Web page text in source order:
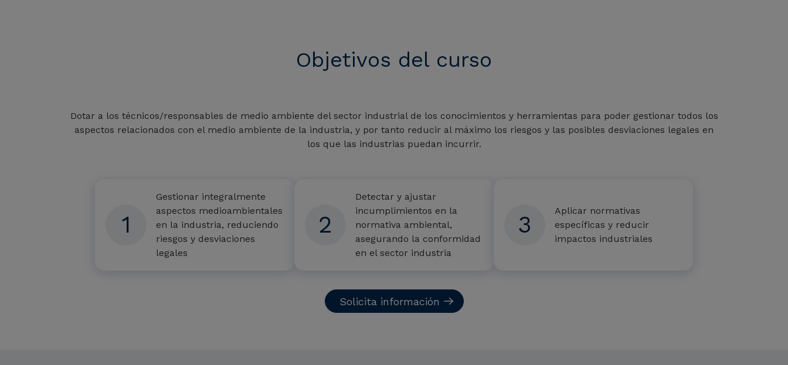
Objetivos del curso
Dotar a los técnicos/responsables de medio ambiente del sector industrial de los conocimientos y herramientas para poder gestionar todos los
aspectos relacionados con el medio ambiente de la industria, y por tanto reducir al máximo los riesgos y las posibles desviaciones legales en
los que las industrias puedan incurrir.
1
Gestionar integralmente
aspectos medioambientales
en la industria, reduciendo
riesgos y desviaciones
legales
2
Detectar y ajustar
incumplimientos en la
normativa ambiental,
asegurando la conformidad
en el sector industria
3
Aplicar normativas
específicas y reducir
impactos industriales
Solicita información